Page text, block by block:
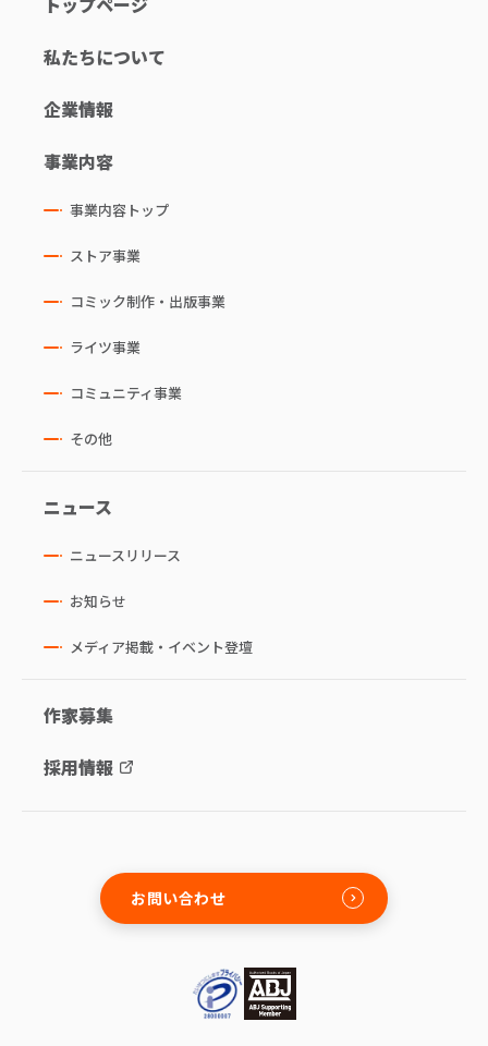
私たちについて
企業情報
事業内容
事業内容トップ
ストア事業
コミック制作・出版事業
ライツ事業
コミュニティ事業
その他
ニュース
ニュースリリース
お知らせ
メディア掲載・イベント登壇
作家募集
採用情報
お問い合わせ